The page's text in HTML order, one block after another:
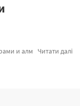
Читати далі
При покупці Алмазна мозаїка 40х50 та картина за номерами кінь, миттєво привеземо в Лисичанськ або інші міста. Розпродаж картин та картини за номерами натюрморти, купуйте прямо зараз!